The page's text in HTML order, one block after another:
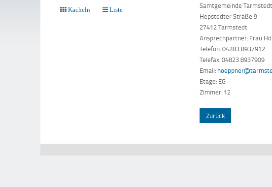
Kacheln Liste
Samtgemeinde Tarmstedt
Hepstedter Straße 9
27412 Tarmstedt
Ansprechpartner: Frau
Telefon: 04283 8937912
Telefax: 04823 8937909
Email:
Etage: EG
Zimmer: 12
Zurück